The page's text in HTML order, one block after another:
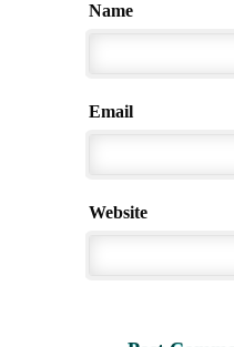
Name
Email
Website